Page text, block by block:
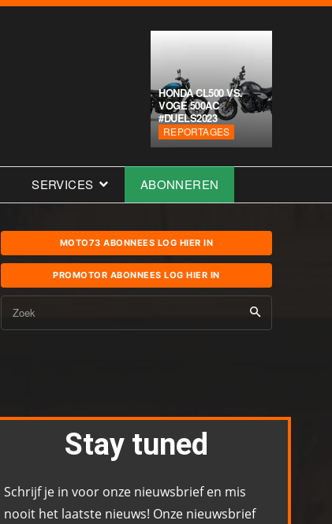
HONDA CL500 VS.
VOGE 500AC
#DUELS2023
REPORTAGES
SERVICES ABONNEREN
MOTO73 ABONNEES LOG HIER IN
PROMOTOR ABONNEES LOG HIER IN
Zoek
Stay tuned
Schrijf je in voor onze nieuwsbrief en mis
nooit het laatste nieuws! Onze nieuwsbrief